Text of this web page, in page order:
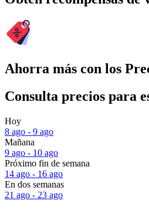
Ahorra más con los
Consulta precios para
Hoy
8 ago - 9 ago
Mañana
9 ago - 10 ago
Próximo fin de semana
14 ago - 16 ago
En dos semanas
21 ago - 23 ago